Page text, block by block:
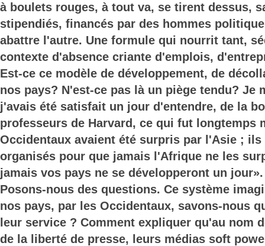
à boulets rouges, à tout va, se tirent dessus,
stipendiés, financés par des hommes
abattre l'autre. Une formule qui nourrit tant,
contexte d'absence criante d'emplois,
Est-ce ce modèle de développement, de
nos pays? N'est-ce pas là un piège tendu? Je
j'avais été satisfait un jour d'entendre, de la
professeurs de Harvard, ce qui fut longtemps
Occidentaux avaient été surpris par l'Asie ; ils
organisés pour que jamais l'Afrique ne les
jamais vos pays ne se développeront un jour».
Posons-nous des questions. Ce système
nos pays, par les Occidentaux, savons-nous
leur service ? Comment expliquer qu'au nom
de la liberté de presse, leurs médias soft